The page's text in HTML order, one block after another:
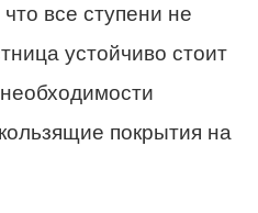
все ступени не
устойчиво стоит
покрытия на